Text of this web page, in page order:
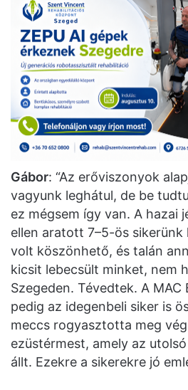
Gábor: “Az erőviszonyok
vagyunk leghátul, de be
ez mégsem így van. A hazai
ellen aratott 7–5-ös sikerünk
volt köszönhető, és talán
kicsit lebecsült minket, nem
Szegeden. Tévedtek. A MAC
pedig az idegenbeli siker is
meccs rogyasztotta meg
ezüstérmest, amely az
állt. Ezekre a sikerekre jó